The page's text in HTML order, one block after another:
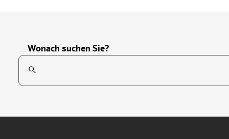
Wonach suchen Sie?
Suchfeld